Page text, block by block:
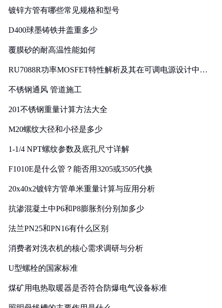
镀锌方管有哪些常见规格和型号
D400球墨铸铁井盖重多少
覆膜砂的耐高温性能如何
RU7088R功率MOSFET特性解析及其在可调电源设计中的
不锈钢通风 管道施工
201不锈钢重量计算方法大全
M20螺纹大径和小径是多少
1-1/4 NPT螺纹参数及底孔尺寸详解
F1010E是什么管？能否用3205或3505代换
20x40x2镀锌方管单米重量计算与应用分析
抗渗混凝土中P6和P8膨胀剂分别加多少
法兰PN25和PN16有什么区别
消费者对洗衣机的核心需求调研与分析
U型螺栓的国家标准
煤矿用电热取暖器是否符合防爆电气设备标准